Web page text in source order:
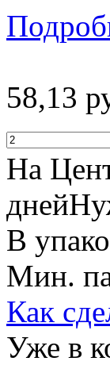
58,13
На
дней
В
Мин.
Как
Уже в